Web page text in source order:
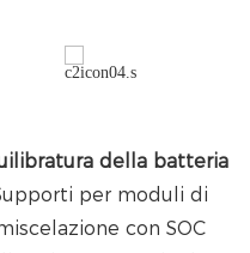
della batteria
per moduli di
con SOC